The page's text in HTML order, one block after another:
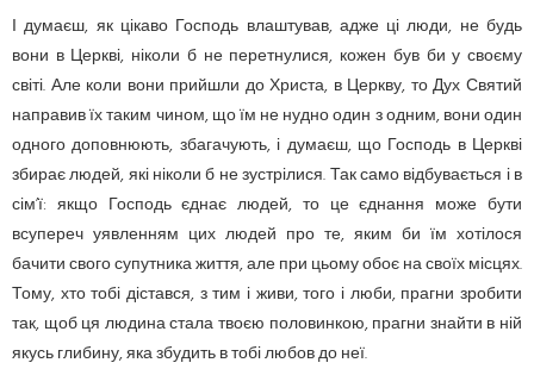
І думаєш, як цікаво Господь влаштував, адже ці люди, не будь
вони в Церкві, ніколи б не перетнулися, кожен був би у своєму
світі. Але коли вони прийшли до Христа, в Церкву, то Дух Святий
направив їх таким чином, що їм не нудно один з одним, вони один
одного доповнюють, збагачують, і думаєш, що Господь в Церкві
збирає людей, які ніколи б не зустрілися. Так само відбувається і в
сім’ї: якщо Господь єднає людей, то це єднання може бути
всупереч уявленням цих людей про те, яким би їм хотілося
бачити свого супутника життя, але при цьому обоє на своїх місцях.
Тому, хто тобі дістався, з тим і живи, того і люби, прагни зробити
так, щоб ця людина стала твоєю половинкою, прагни знайти в ній
якусь глибину, яка збудить в тобі любов до неї.